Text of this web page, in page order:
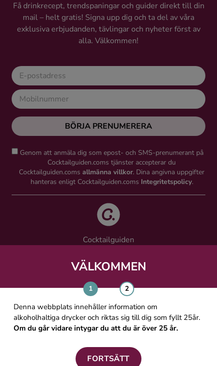
VÄLKOMMEN
Denna webbplats innehåller information om
alkoholhaltiga drycker och riktas sig till dig som fyllt 25år.
Om du går vidare intygar du att du är över 25 år.
FORTSÄTT
Få drinkrecept, trendspaningar och guider direkt till din
mail – helt gratis! Signa upp dig och ta del av våra
exklusiva erbjudanden, tävlingar och nyheter först av
alla. Välkommen!
BÖRJA PRENUMERERA
Genom att anmäla dig som epost- och SMS-prenumerant på
Cocktailguiden.coms tjänster accepterar du
Cocktailguiden.coms allmänna villkor. Dina angivna uppgifter
hanteras enligt Cocktailguiden.coms Integritetspolicy.
Cocktailguiden
Västra Järnvägsgatan 21, 111 64 Stockholm
ALLMÄNNA VILLKOR
PERSONUPPGIFTSPOLICY